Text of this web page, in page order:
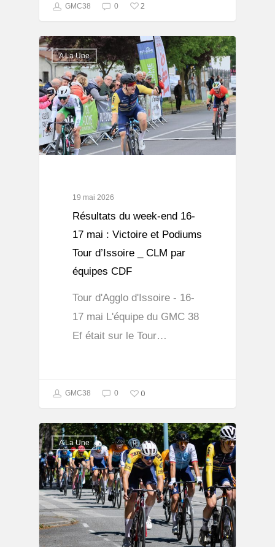
GMC38 0 2
A La Une
19 mai 2026
Résultats du week-end 16-
17 mai : Victoire et Podiums
Tour d’Issoire _ CLM par
équipes CDF
Tour d'Agglo d'Issoire - 16-
17 mai L'équipe du GMC 38
Ef était sur le Tour…
GMC38 0 0
A La Une